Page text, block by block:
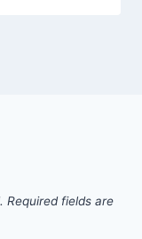
Required fields are